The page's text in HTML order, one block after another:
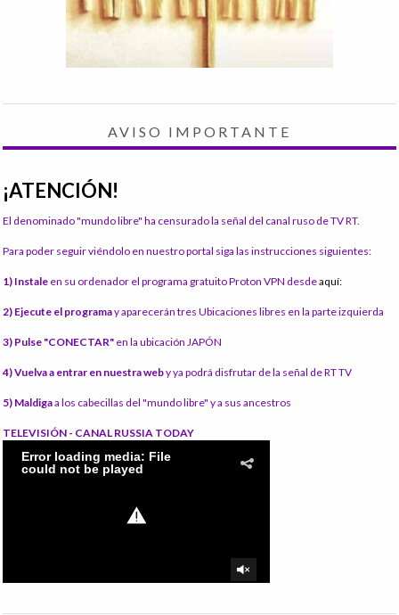
AVISO IMPORTANTE
¡ATENCIÓN!
El denominado "mundo libre" ha censurado la señal del canal ruso de TV RT.
Para poder seguir viéndolo en nuestro portal siga las instrucciones siguientes:
1) Instale en su ordenador el programa gratuito Proton VPN desdeaquí:
2) Ejecute el programay aparecerán tres Ubicaciones libres en la parte izquierda
3) Pulse "CONECTAR" en la ubicación JAPÓN
4) Vuelva a entrar en nuestra weby ya podrá disfrutar de la señal de RT TV
5) Maldigaa los cabecillas del "mundo libre" y a sus ancestros
TELEVISIÓN - CANAL RUSSIA TODAY